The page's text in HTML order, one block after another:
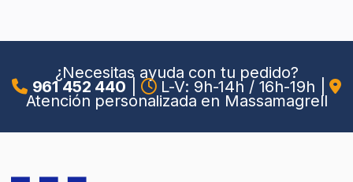
¿Necesitas ayuda con tu pedido?
961 452 440 L-V: 9h-14h / 16h-19h
Atención personalizada en Massamagrell